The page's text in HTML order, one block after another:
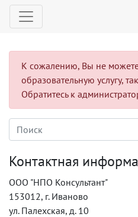
К сожалению, Вы не
образовательную услугу,
Обратитесь к
Контактная
ООО "НПО Консультант"
153012, г. Иваново
ул. Палехская, д. 10